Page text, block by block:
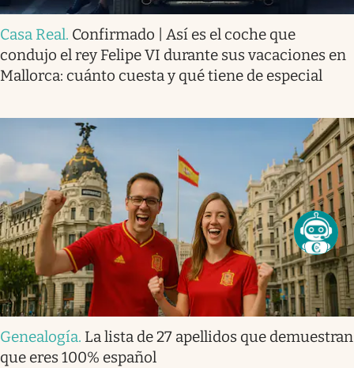
Casa Real. Confirmado | Así es el coche que
condujo el rey Felipe VI durante sus vacaciones en
Mallorca: cuánto cuesta y qué tiene de especial
Genealogía. La lista de 27 apellidos que demuestran
que eres 100% español